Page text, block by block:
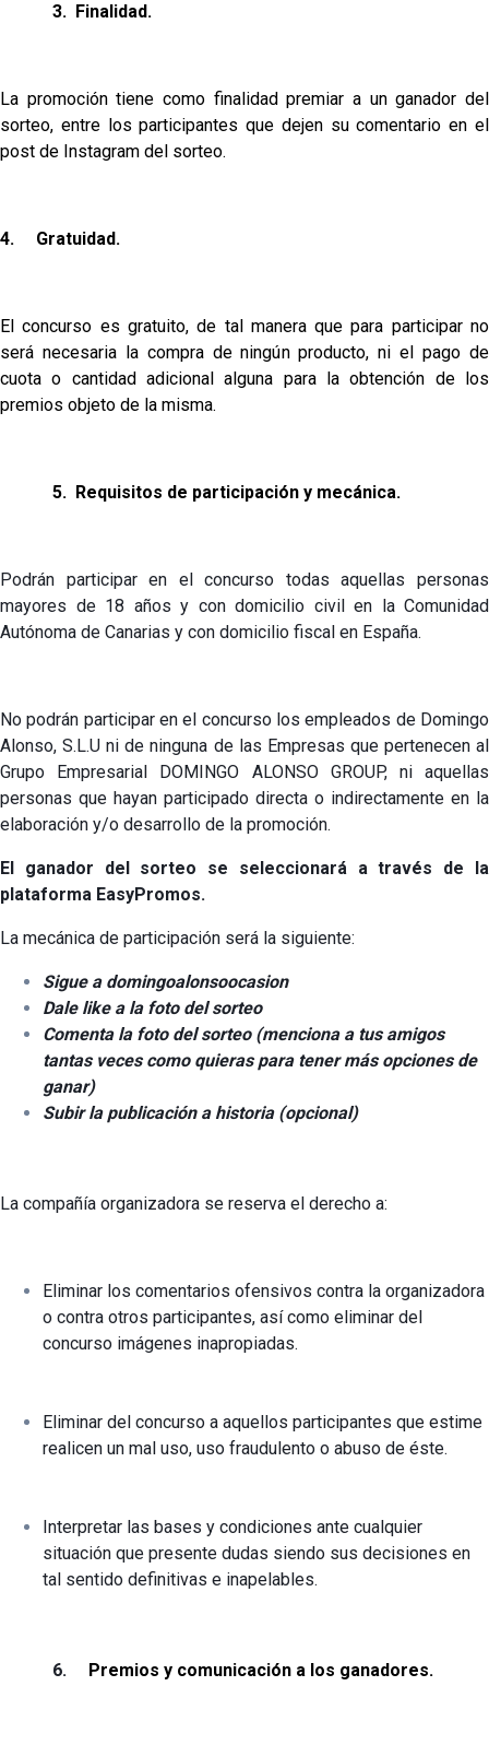
3. Finalidad.
La promoción tiene como finalidad premiar a un ganador del
sorteo, entre los participantes que dejen su comentario en el
post de Instagram del sorteo.
4. Gratuidad.
El concurso es gratuito, de tal manera que para participar no
será necesaria la compra de ningún producto, ni el pago de
cuota o cantidad adicional alguna para la obtención de los
premios objeto de la misma.
5. Requisitos de participación y mecánica.
Podrán participar en el concurso todas aquellas personas
mayores de 18 años y con domicilio civil en la Comunidad
Autónoma de Canarias y con domicilio fiscal en España.
No podrán participar en el concurso los empleados de Domingo
Alonso, S.L.U ni de ninguna de las Empresas que pertenecen al
Grupo Empresarial DOMINGO ALONSO GROUP, ni aquellas
personas que hayan participado directa o indirectamente en la
elaboración y/o desarrollo de la promoción.
El ganador del sorteo se seleccionará a través de la
plataforma EasyPromos.
La mecánica de participación será la siguiente:
Sigue a domingoalonsoocasion
Dale like a la foto del sorteo
Comenta la foto del sorteo (menciona a tus amigos
tantas veces como quieras para tener más opciones de
ganar)
Subir la publicación a historia (opcional)
La compañía organizadora se reserva el derecho a:
Eliminar los comentarios ofensivos contra la organizadora
o contra otros participantes, así como eliminar del
concurso imágenes inapropiadas.
Eliminar del concurso a aquellos participantes que estime
realicen un mal uso, uso fraudulento o abuso de éste.
Interpretar las bases y condiciones ante cualquier
situación que presente dudas siendo sus decisiones en
tal sentido definitivas e inapelables.
6. Premios y comunicación a los ganadores.